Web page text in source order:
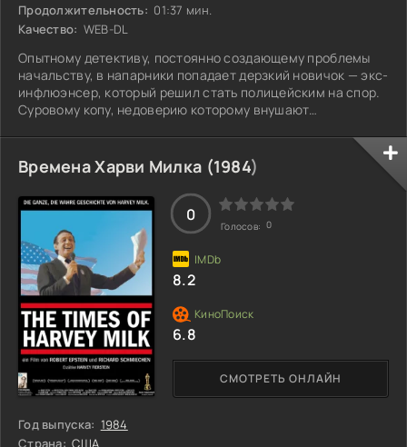
Продолжительность: 01:37 мин.
Качество: WEB-DL
Опытному детективу, постоянно создающему проблемы
начальству, в напарники попадает дерзкий новичок — экс-
инфлюэнсер, который решил стать полицейским на спор.
Суровому копу, недоверию которому внушают
у парня в кармане смартфон, который знает больше, чем
весь полицейский участок. Вместе им нужно будет заново
расследовать запутанное убийство, где старые методы
сталкиваются с новыми подходами. Как они смогут найти
общий язык, и кто на самом
Времена Харви Милка (1984)
Год выпуска: 1984
Страна: США
СМОТРЕТЬ ОНЛАЙН
0
Голосов: 0
8.2
6.8